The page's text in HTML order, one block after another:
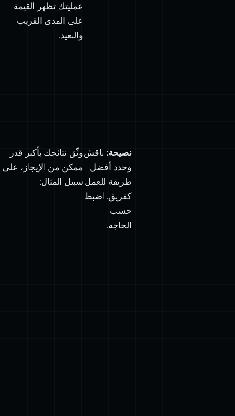
عمليتك تظهر القيمة
على المدى القريب
والبعيد.
نصيحة: ناقش
وحدد أفضل
طريقة للعمل
كفريق. اضبط
حسب
الحاجة.
وثّق نتائجك بأكبر قدر
ممكن من الإيجاز، على
سبيل المثال: